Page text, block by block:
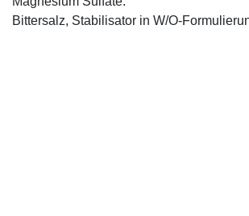
Bittersalz, Stabilisator in W/O-